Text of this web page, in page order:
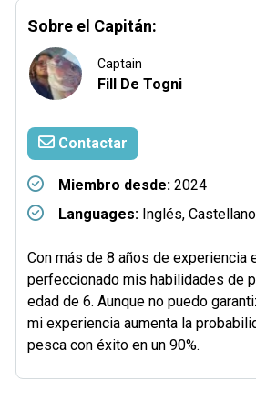
Sobre el Capitán:
Captain
Fill De Togni
Contactar
Miembro desde: 2024
Languages: Inglés,
Con más de 8 años de experiencia
perfeccionado mis habilidades de
edad de 6. Aunque no puedo
mi experiencia aumenta la
pesca con éxito en un 90%.